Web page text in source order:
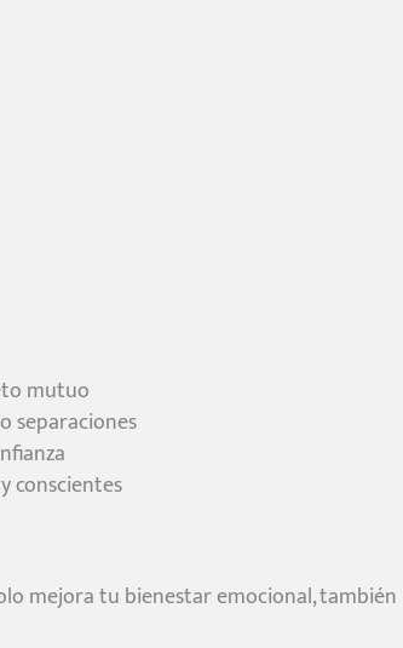
mutuo
separaciones
conscientes
mejora tu bienestar emocional, también